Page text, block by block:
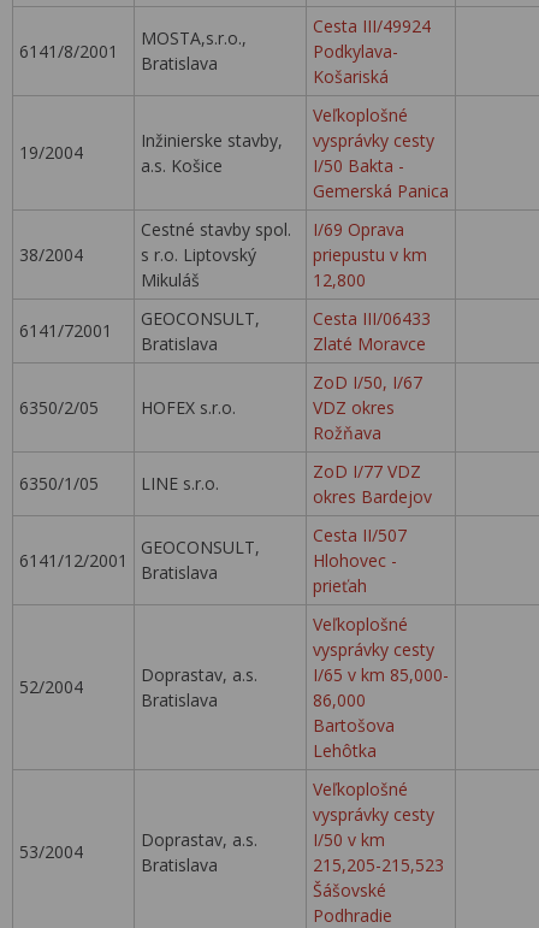
6141/8/2001
MOSTA,s.r.o.,
Bratislava
Cesta III/49924
Podkylava-
Košariská
19/2004
Inžinierske stavby,
a.s. Košice
Veľkoplošné
vysprávky cesty
I/50 Bakta -
Gemerská Panica
38/2004
Cestné stavby spol.
s r.o. Liptovský
Mikuláš
I/69 Oprava
priepustu v km
12,800
6141/72001
GEOCONSULT,
Bratislava
Cesta III/06433
Zlaté Moravce
6350/2/05 HOFEX s.r.o.
ZoD I/50, I/67
VDZ okres
Rožňava
6350/1/05 LINE s.r.o.
ZoD I/77 VDZ
okres Bardejov
6141/12/2001
GEOCONSULT,
Bratislava
Cesta II/507
Hlohovec -
prieťah
52/2004
Doprastav, a.s.
Bratislava
Veľkoplošné
vysprávky cesty
I/65 v km 85,000-
86,000
Bartošova
Lehôtka
53/2004
Doprastav, a.s.
Bratislava
Veľkoplošné
vysprávky cesty
I/50 v km
215,205-215,523
Šášovské
Podhradie